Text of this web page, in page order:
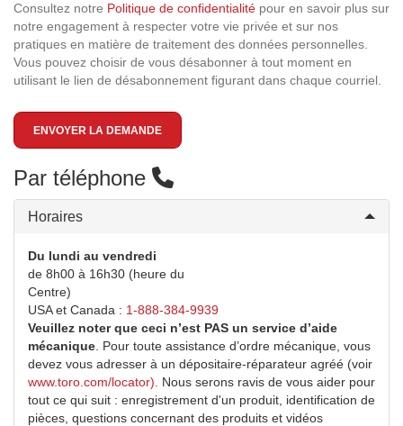
Consultez notre Politique de confidentialité pour en savoir plus sur
notre engagement à respecter votre vie privée et sur nos
pratiques en matière de traitement des données personnelles.
Vous pouvez choisir de vous désabonner à tout moment en
utilisant le lien de désabonnement figurant dans chaque courriel.
ENVOYER LA DEMANDE
Par téléphone
Horaires
Du lundi au vendredi
de 8h00 à 16h30 (heure du
Centre)
USA et Canada : 1-888-384-9939
Veuillez noter que ceci n’est PAS un service d’aide
mécanique . Pour toute assistance d’ordre mécanique, vous
devez vous adresser à un dépositaire-réparateur agréé (voir
www.toro.com/locator). Nous serons ravis de vous aider pour
tout ce qui suit : enregistrement d'un produit, identification de
pièces, questions concernant des produits et vidéos